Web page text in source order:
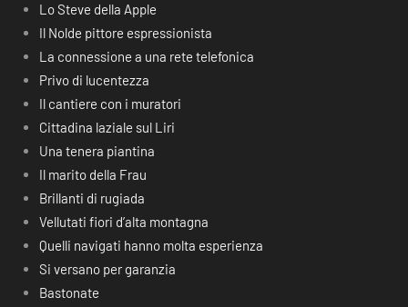
Lo Steve della Apple
Il Nolde pittore espressionista
La connessione a una rete telefonica
Privo di lucentezza
Il cantiere con i muratori
Cittadina laziale sul Liri
Una tenera piantina
Il marito della Frau
Brillanti di rugiada
Vellutati fiori d’alta montagna
Quelli navigati hanno molta esperienza
Si versano per garanzia
Bastonate